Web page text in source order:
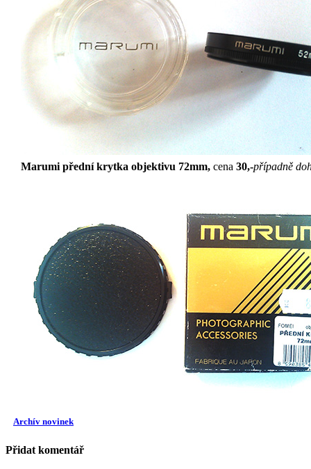
Marumi přední krytka objektivu 72mm, cena 30,-případně
Archív novinek
Přidat komentář